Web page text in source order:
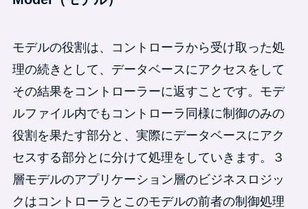
モデルの役割は、コントローラから受け取った処
理の続きとして、データベースにアクセスをして
その結果をコントローラーに返すことです。モデ
ルファイル内でもコントローラ同様に制御のみの
役割を果たす部分と、実際にデータベースにアク
セスする部分とに分けて処理をしていきます。３
層モデルのアプリケーション層のビジネスロジッ
クはコントローラとこのモデルの前者の制御処理